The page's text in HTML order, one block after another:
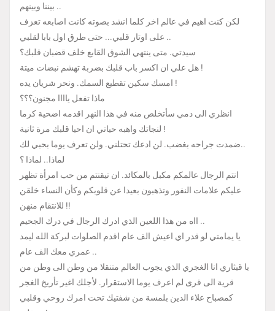
بيننا وبينهم ..
لكن كنت اهيم في عالم اخر كلما انشد بصوته كانت اصابعه تعزف
على اوتار قلبي... حتى طرق اول بابا لقلبي ..
سيدتي. متى ينتهي الشوق القابع خلف قضبان قلبك؟
هل علي ان اكسر باب قلبك بضربة تهشم نبضات ميتة !
امسك سكين تقطيع السمك. ونحر شريان يده !
ماذا تفعل ياااا مجنون؟؟؟
انظري الى دمي سأتخلص منه في هذا النهر اقدمه اضحية كرما
لنجاتك واهبه حياتي ان احيا قلبك مرة ثانية !
ضمدت جراحه بغضب. لن ادعك تحتلني. ولن تعرف يوما بحبي لك..
لماذا.. لماذا ؟
انتم الرجال عالمكم مكبل بالمكائد. ان تيقنتم من حب امرأة تظهر
عليكم علامات النفور وتذهبون بعيدا عن قلوبكم وكأن النساء خلقن
للانتقام منهن !!
ااه من هذا اللعين الذي ادرك الرجال في درك الجحيم ..
يا يمامتي لو قدر اي اعيش الف عام اقدم الصلوات لبركة الله ليمد
عمري معك الف عام ..
يا قيثاري انا الغجري الذي يجوب العالم متنقلا من وطن الى وطن من
قرية الى قرى لم اعرف يوما الاستقرار. لأجلك اغير تأريخ الغجر
كمصباح علاء الدين بلمسة من شفتيك تحت امرك روحي وقلبي